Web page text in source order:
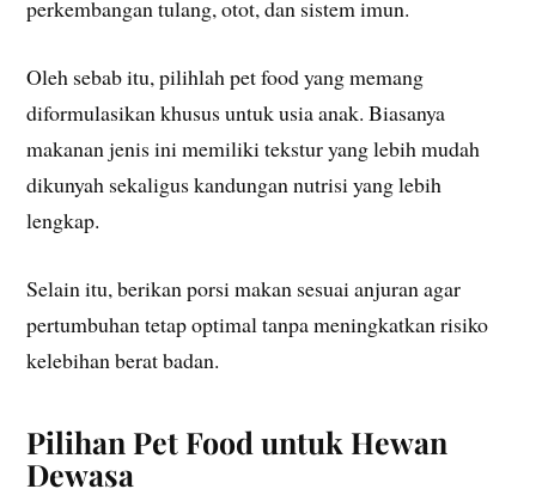
perkembangan tulang, otot, dan sistem imun.
Oleh sebab itu, pilihlah pet food yang memang
diformulasikan khusus untuk usia anak. Biasanya
makanan jenis ini memiliki tekstur yang lebih mudah
dikunyah sekaligus kandungan nutrisi yang lebih
lengkap.
Selain itu, berikan porsi makan sesuai anjuran agar
pertumbuhan tetap optimal tanpa meningkatkan risiko
kelebihan berat badan.
Pilihan Pet Food untuk Hewan
Dewasa